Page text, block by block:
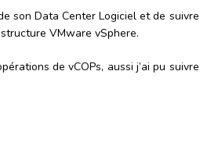
son Data Center Logiciel et de suivre
VMware vSphere.
de vCOPs, aussi j’ai pu suivre